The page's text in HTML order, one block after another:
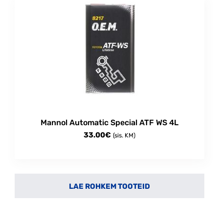
Mannol Automatic Special ATF WS 4L
33.00€ (sis. KM)